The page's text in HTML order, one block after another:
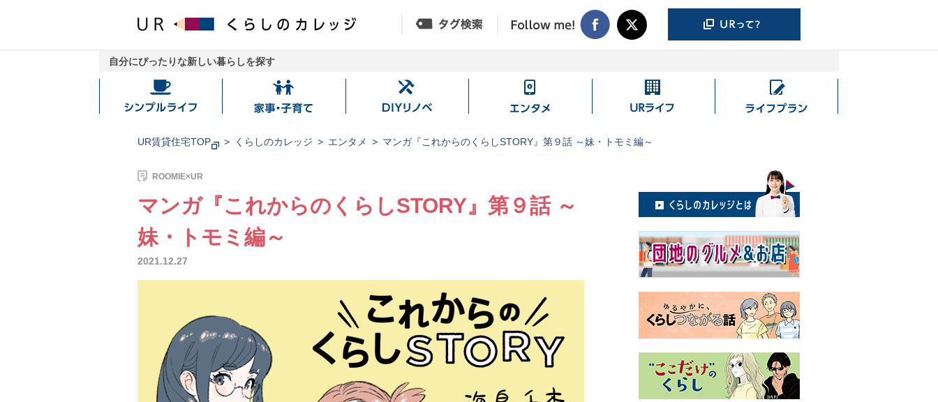
自分にぴったりな新しい暮らしを探す
シ
プ
フ
家
子
DIY
ノ
エ
タ
UR
ラ
ラ
ン
UR賃貸住宅TOP くらしのカレッジ エンタメ マンガ『これからのくらしSTORY』第９話 ～妹・トモミ編～
ROOMIE×UR
マンガ『これからのくらしSTORY』第９話 ～
妹・トモミ編～
2021.12.27